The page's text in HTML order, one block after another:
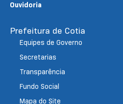
Ouvidoria
Prefeitura de Cotia
Equipes de Governo
Secretarias
Transparência
Fundo Social
Mapa do Site